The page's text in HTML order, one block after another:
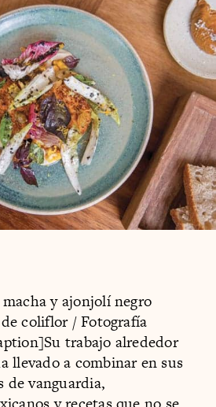
y ajonjolí negro
coliflor / Fotografía
trabajo alrededor
llevado a combinar en sus
de vanguardia,